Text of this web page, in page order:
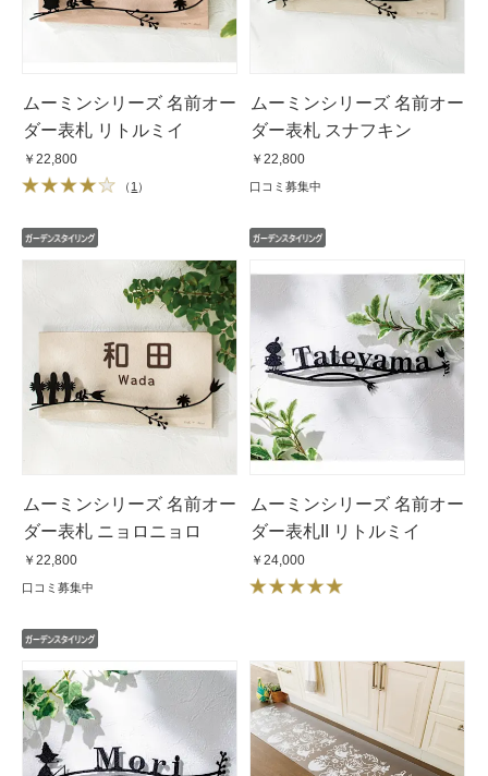
ムーミンシリーズ 名前オー
ダー表札 リトルミイ
￥22,800
（ 1 ）
ムーミンシリーズ 名前オー
ダー表札 スナフキン
￥22,800
口コミ募集中
ムーミンシリーズ 名前オー
ダー表札 ニョロニョロ
￥22,800
口コミ募集中
ムーミンシリーズ 名前オー
ダー表札II リトルミイ
￥24,000